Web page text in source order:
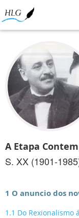
A Etapa
S. XX (1901-
1 O anuncio dos
1.1 Do Rexionalismo